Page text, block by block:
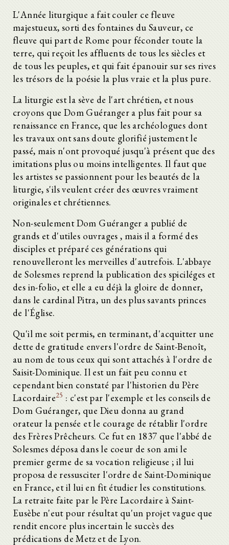
L'Année liturgique a fait couler ce fleuve
majestueux, sorti des fontaines du Sauveur, ce
fleuve qui part de Rome pour féconder toute la
terre, qui reçoit les affluents de tous les siècles et
de tous les peuples, et qui fait épanouir sur ses rives
les trésors de la poésie la plus vraie et la plus pure.
La liturgie est la sève de l'art chrétien, et nous
croyons que Dom Guéranger a plus fait pour sa
renaissance en France, que les archéologues dont
les travaux ont sans doute glorifié justement le
passé, mais n'ont provoqué jusqu'à présent que des
imitations plus ou moins intelligentes. Il faut que
les artistes se passionnent pour les beautés de la
liturgie, s'ils veulent créer des œuvres vraiment
originales et chrétiennes.
Non-seulement Dom Guéranger a publié de
grands et d'utiles ouvrages , mais il a formé des
disciples et préparé ces générations qui
renouvelleront les merveilles d'autrefois. L'abbaye
de Solesmes reprend la publication des spiciléges et
des in-folio, et elle a eu déjà la gloire de donner,
dans le cardinal Pitra, un des plus savants princes
de l'Église.
Qu'il me soit permis, en terminant, d'acquitter une
dette de gratitude envers l'ordre de Saint-Benoît,
au nom de tous ceux qui sont attachés à l'ordre de
Saisit-Dominique. Il est un fait peu connu et
cependant bien constaté par l'historien du Père
Lacordaire25 : c'est par l'exemple et les conseils de
Dom Guéranger, que Dieu donna au grand
orateur la pensée et le courage de rétablir l'ordre
des Frères Prêcheurs. Ce fut en 1837 que l'abbé de
Solesmes déposa dans le coeur de son ami le
premier germe de sa vocation religieuse ; il lui
proposa de ressusciter l'ordre de Saint-Dominique
en France, et il lui en fit étudier les constitutions.
La retraite faite par le Père Lacordaire à Saint-
Eusèbe n'eut pour résultat qu'un projet vague que
rendit encore plus incertain le succès des
prédications de Metz et de Lyon.